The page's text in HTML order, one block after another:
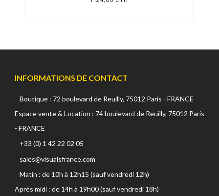
INFORMATIONS DE CONTACT
Boutique : 72 boulevard de Reuilly, 75012 Paris - FRANCE
Espace vente & Location : 74 boulevard de Reuilly, 75012 Paris
- FRANCE
+33 (0) 1 42 22 02 05
sales@visualsfrance.com
Matin : de 10h à 12h15 (sauf vendredi 12h)
Après midi : de 14h à 19h00 (sauf vendredi 18h)